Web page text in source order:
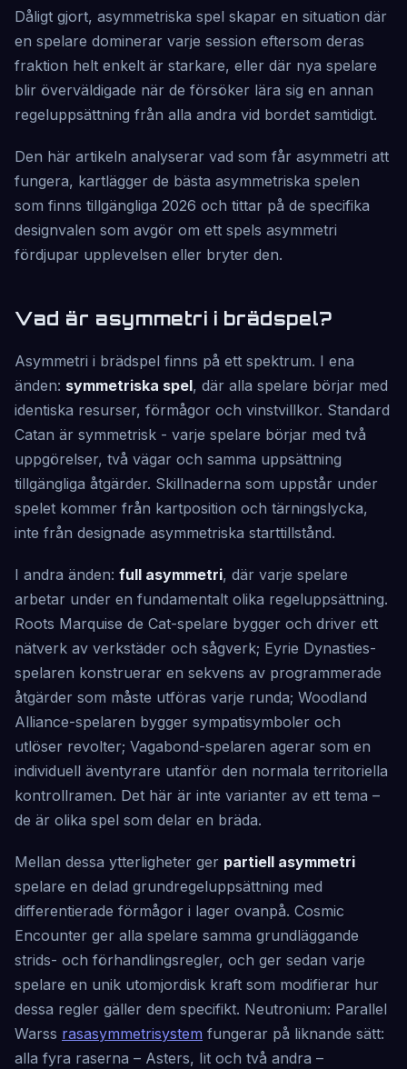
Dåligt gjort, asymmetriska spel skapar en situation där
en spelare dominerar varje session eftersom deras
fraktion helt enkelt är starkare, eller där nya spelare
blir överväldigade när de försöker lära sig en annan
regeluppsättning från alla andra vid bordet samtidigt.
Den här artikeln analyserar vad som får asymmetri att
fungera, kartlägger de bästa asymmetriska spelen
som finns tillgängliga 2026 och tittar på de specifika
designvalen som avgör om ett spels asymmetri
fördjupar upplevelsen eller bryter den.
Vad är asymmetri i brädspel?
Asymmetri i brädspel finns på ett spektrum. I ena
änden: symmetriska spel, där alla spelare börjar med
identiska resurser, förmågor och vinstvillkor. Standard
Catan är symmetrisk - varje spelare börjar med två
uppgörelser, två vägar och samma uppsättning
tillgängliga åtgärder. Skillnaderna som uppstår under
spelet kommer från kartposition och tärningslycka,
inte från designade asymmetriska starttillstånd.
I andra änden: full asymmetri, där varje spelare
arbetar under en fundamentalt olika regeluppsättning.
Roots Marquise de Cat-spelare bygger och driver ett
nätverk av verkstäder och sågverk; Eyrie Dynasties-
spelaren konstruerar en sekvens av programmerade
åtgärder som måste utföras varje runda; Woodland
Alliance-spelaren bygger sympatisymboler och
utlöser revolter; Vagabond-spelaren agerar som en
individuell äventyrare utanför den normala territoriella
kontrollramen. Det här är inte varianter av ett tema –
de är olika spel som delar en bräda.
Mellan dessa ytterligheter ger partiell asymmetri
spelare en delad grundregeluppsättning med
differentierade förmågor i lager ovanpå. Cosmic
Encounter ger alla spelare samma grundläggande
strids- och förhandlingsregler, och ger sedan varje
spelare en unik utomjordisk kraft som modifierar hur
dessa regler gäller dem specifikt. Neutronium: Parallel
Warss rasasymmetrisystem fungerar på liknande sätt:
alla fyra raserna – Asters, Iit och två andra –